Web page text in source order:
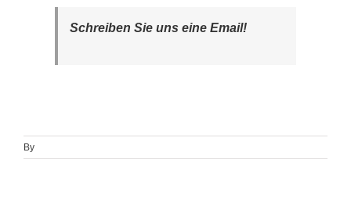
Schreiben Sie uns eine Email!
By